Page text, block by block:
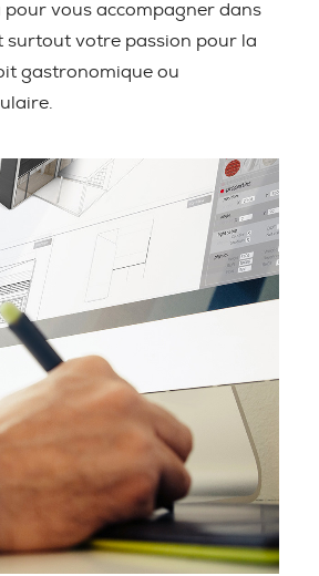
pour vous accompagner dans
surtout votre passion pour la
gastronomique ou